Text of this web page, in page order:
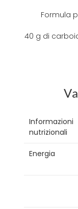
Formula
40 g di
Informazioni
nutrizionali
Energia